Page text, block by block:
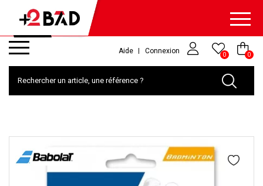
Aide Connexion 0 0